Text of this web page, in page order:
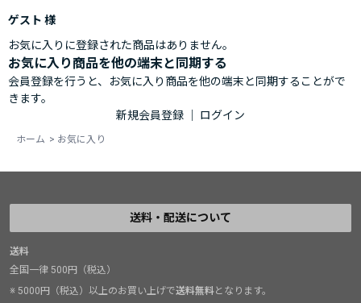
ゲスト 様
お気に入りに登録された商品はありません。
お気に入り商品を他の端末と同期する
会員登録を行うと、お気に入り商品を他の端末と同期することがで
きます。
新規会員登録
ログイン
ホーム > お気に入り
送料・配送について
送料
全国一律 500円（税込）
※ 5000円（税込）以上のお買い上げで送料無料となります。